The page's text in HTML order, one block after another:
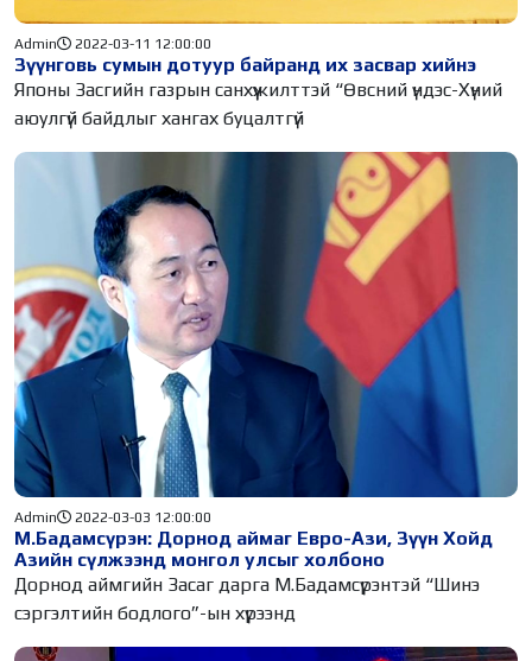
Зүүнговь сумын дотуур байранд их засвар хийнэ
Admin 2022-03-11 12:00:00
Японы Засгийн газрын санхүүжилттэй “Өвсний үндэс-Хүний
аюулгүй байдлыг хангах буцалтгүй
М.Бадамсүрэн: Дорнод аймаг Евро-Ази, Зүүн Хойд
Азийн сүлжээнд монгол улсыг холбоно
Admin 2022-03-03 12:00:00
Дорнод аймгийн Засаг дарга М.Бадамсүрэнтэй “Шинэ
сэргэлтийн бодлого”-ын хүрээнд